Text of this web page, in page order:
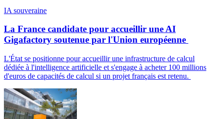
IA souveraine
La France candidate pour accueillir une AI
Gigafactory soutenue par l'Union européenne
L'État se positionne pour accueillir une infrastructure de calcul
dédiée à l'intelligence artificielle et s'engage à acheter 100 millions
d'euros de capacités de calcul si un projet français est retenu.